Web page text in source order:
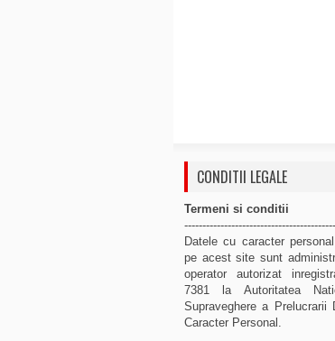
CONDITII LEGALE
Termeni si conditii
Datele cu caracter
pe acest site sunt
operator autorizat
7381 la Autoritatea
Supraveghere a Prelucrarii
Caracter Personal.